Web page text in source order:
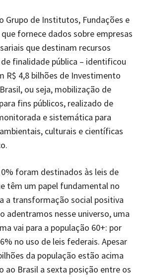
Grupo de Institutos, Fundações e
que fornece dados sobre empresas
que destinam recursos
finalidade pública – identificou
R$ 4,8 bilhões de Investimento
ou seja, mobilização de
fins públicos, realizado de
e sistemática para
culturais e científicas
foram destinados às leis de
têm um papel fundamental no
a transformação social positiva
adentramos nesse universo, uma
vai para a população 60+: por
no uso de leis federais. Apesar
da população estão acima
ao Brasil a sexta posição entre os